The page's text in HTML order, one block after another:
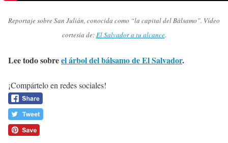
Reportaje sobre San Julián, conocida como “la capital del Bálsamo”. Vídeo
cortesía de:El Salvador a tu alcance.
Lee todo sobreel árbol del bálsamo de El Salvador.
¡Compártelo en redes sociales!